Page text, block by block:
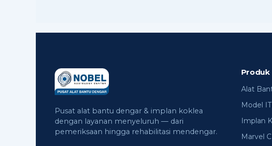
Pusat alat bantu dengar & implan koklea
dengan layanan menyeluruh — dari
pemeriksaan hingga rehabilitasi mendengar.
Produk
Alat
Model
Implan
Marvel